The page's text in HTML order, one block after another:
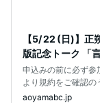
【5/ 22 (日)】
版記念トーク 「
申込みの前に必ず参
より規約をご確認の
aoyamabc.jp